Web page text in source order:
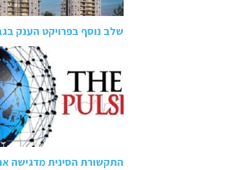
שלב נוסף בפרויקט הענק
התקשורת הסינית מדגישה